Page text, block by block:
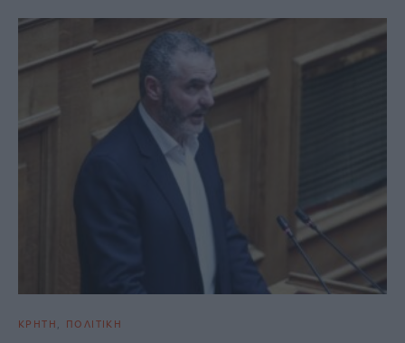
ΚΡΗΤΗ ΠΟΛΙΤΙΚΗ